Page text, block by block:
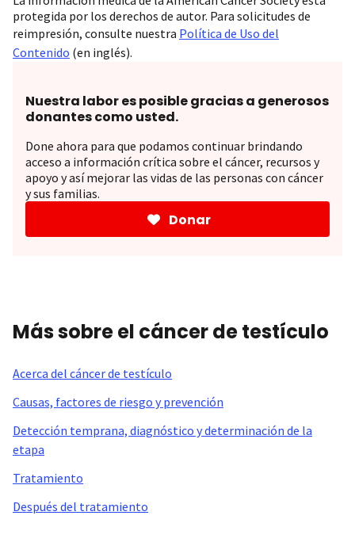
protegida por los derechos de autor. Para solicitudes de
reimpresión, consulte nuestra Política de Uso del
Contenido (en inglés).
Nuestra labor es posible gracias a generosos
donantes como usted.
Done ahora para que podamos continuar brindando
acceso a información crítica sobre el cáncer, recursos y
apoyo y así mejorar las vidas de las personas con cáncer
y sus familias.
Donar
Más sobre el cáncer de testículo
Acerca del cáncer de testículo
Causas, factores de riesgo y prevención
Detección temprana, diagnóstico y determinación de la
etapa
Tratamiento
Después del tratamiento